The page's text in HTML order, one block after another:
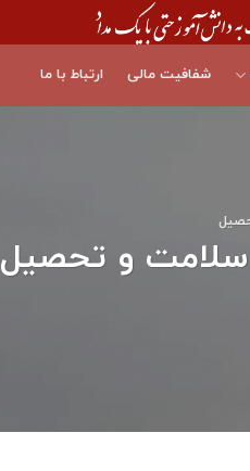
شفافیت مالی ارتباط با ما
سلامت و تحصیل